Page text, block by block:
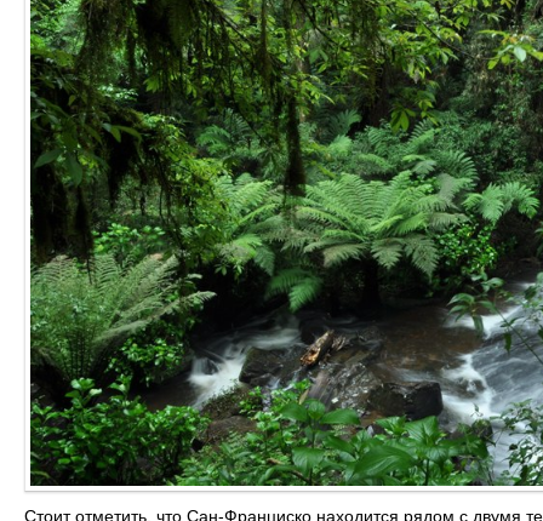
Стоит отметить, что Сан-Франциско находится рядом с двумя